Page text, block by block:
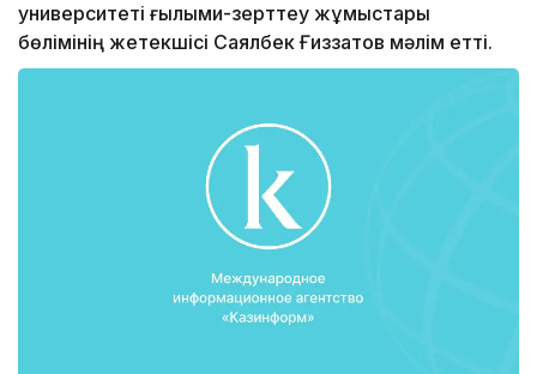
университеті ғылыми-зерттеу жұмыстары
бөлімінің жетекшісі Саялбек Ғиззатов мәлім етті.